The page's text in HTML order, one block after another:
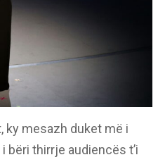
ky mesazh duket më i
bëri thirrje audiencës t’i